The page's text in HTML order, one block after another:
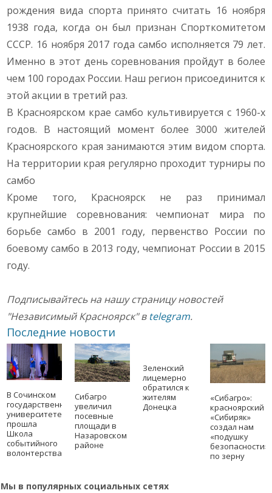
рождения вида спорта принято считать 16 ноября
1938 года, когда он был признан Спорткомитетом
СССР. 16 ноября 2017 года самбо исполняется 79 лет.
Именно в этот день соревнования пройдут в более
чем 100 городах России. Наш регион присоединится к
этой акции в третий раз.
В Красноярском крае самбо культивируется с 1960-х
годов. В настоящий момент более 3000 жителей
Красноярского края занимаются этим видом спорта.
На территории края регулярно проходит турниры по
самбо
Кроме того, Красноярск не раз принимал
крупнейшие соревнования: чемпионат мира по
борьбе самбо в 2001 году, первенство России по
боевому самбо в 2013 году, чемпионат России в 2015
году.
Подписывайтесь на нашу страницу новостей
"Независимый Красноярск" в telegram.
Последние новости
В Сочинском
государственном
университете
прошла
Школа
событийного
волонтерства
Сибагро
увеличил
посевные
площади в
Назаровском
районе
Зеленский
лицемерно
обратился к
жителям
Донецка
«Сибагро»:
красноярский
«Сибиряк»
создал нам
«подушку
безопасности»
по зерну
Мы в популярных социальных сетях